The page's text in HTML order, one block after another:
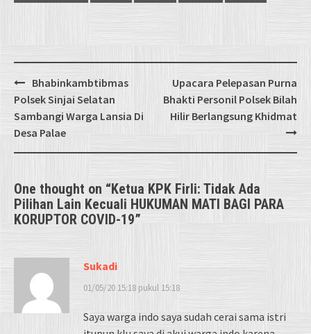
Post
navigation
Bhabinkambtibmas
Polsek Sinjai Selatan
Sambangi Warga Lansia Di
Desa Palae
Upacara Pelepasan Purna
Bhakti Personil Polsek Bilah
Hilir Berlangsung Khidmat
One thought on “Ketua KPK Firli: Tidak Ada
Pilihan Lain Kecuali HUKUMAN MATI BAGI PARA
KORUPTOR COVID-19”
Sukadi
01/05/20 15:18 pukul 15:18
Saya warga indo saya sudah cerai sama istri